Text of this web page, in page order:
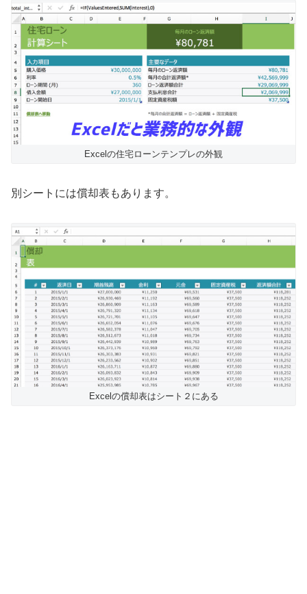
Excelの住宅ローンテンプレの外観
別シートには償却表もあります。
Excelの償却表はシート２にある